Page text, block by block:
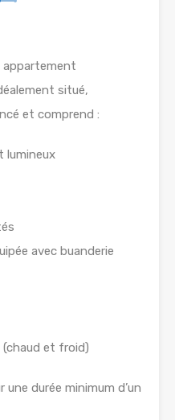
appartement
situé,
et comprend :
lumineux
avec buanderie
(chaud et froid)
une durée minimum d’un